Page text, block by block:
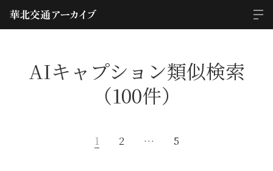
AIキャプション類似検索
（100件）
1 2 … 5